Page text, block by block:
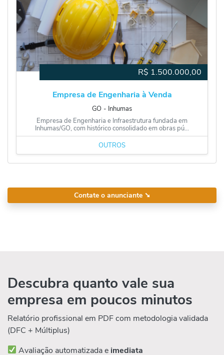
R$ 1.500.000,00
Empresa de Engenharia à Venda
GO ‐ Inhumas
Empresa de Engenharia e Infraestrutura fundada em
Inhumas/GO, com histórico consolidado em obras pú...
OUTROS
Contate o anunciante ➘
Descubra quanto vale sua
empresa em poucos minutos
Relatório profissional em PDF com metodologia validada
(DFC + Múltiplus)
Avaliação automatizada e imediata